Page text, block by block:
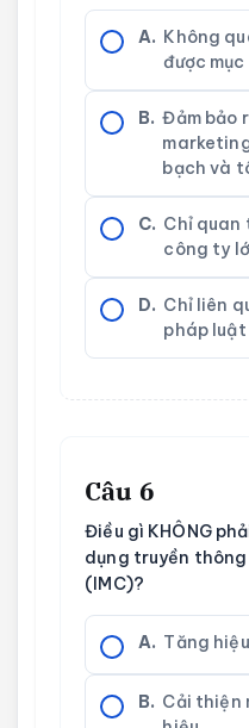
A. Không
được
B. Đảm bảo
bạch và
C. Chỉ quan
công ty
D. Chỉ liên
pháp luật
Câu 6
Điều gì KHÔNG
dụng truyền
(IMC)?
A. Tăng
B. Cải thiện